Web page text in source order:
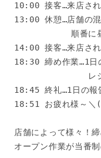
10:00 接客…来店さ
13:00 休憩…店舗の混
順番に昼休
14:00 接客…来店さ
18:30 締め作業…1日
レジ締め
18:45 終礼…1日の報
18:51 お疲れ様～＼
店舗によって様々！
オープン作業が当番